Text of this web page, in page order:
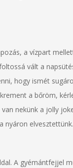
a vízpart
vált a
hogy ismét
a bőröm,
nekünk a jolly
nyáron
A gyémántfejjel